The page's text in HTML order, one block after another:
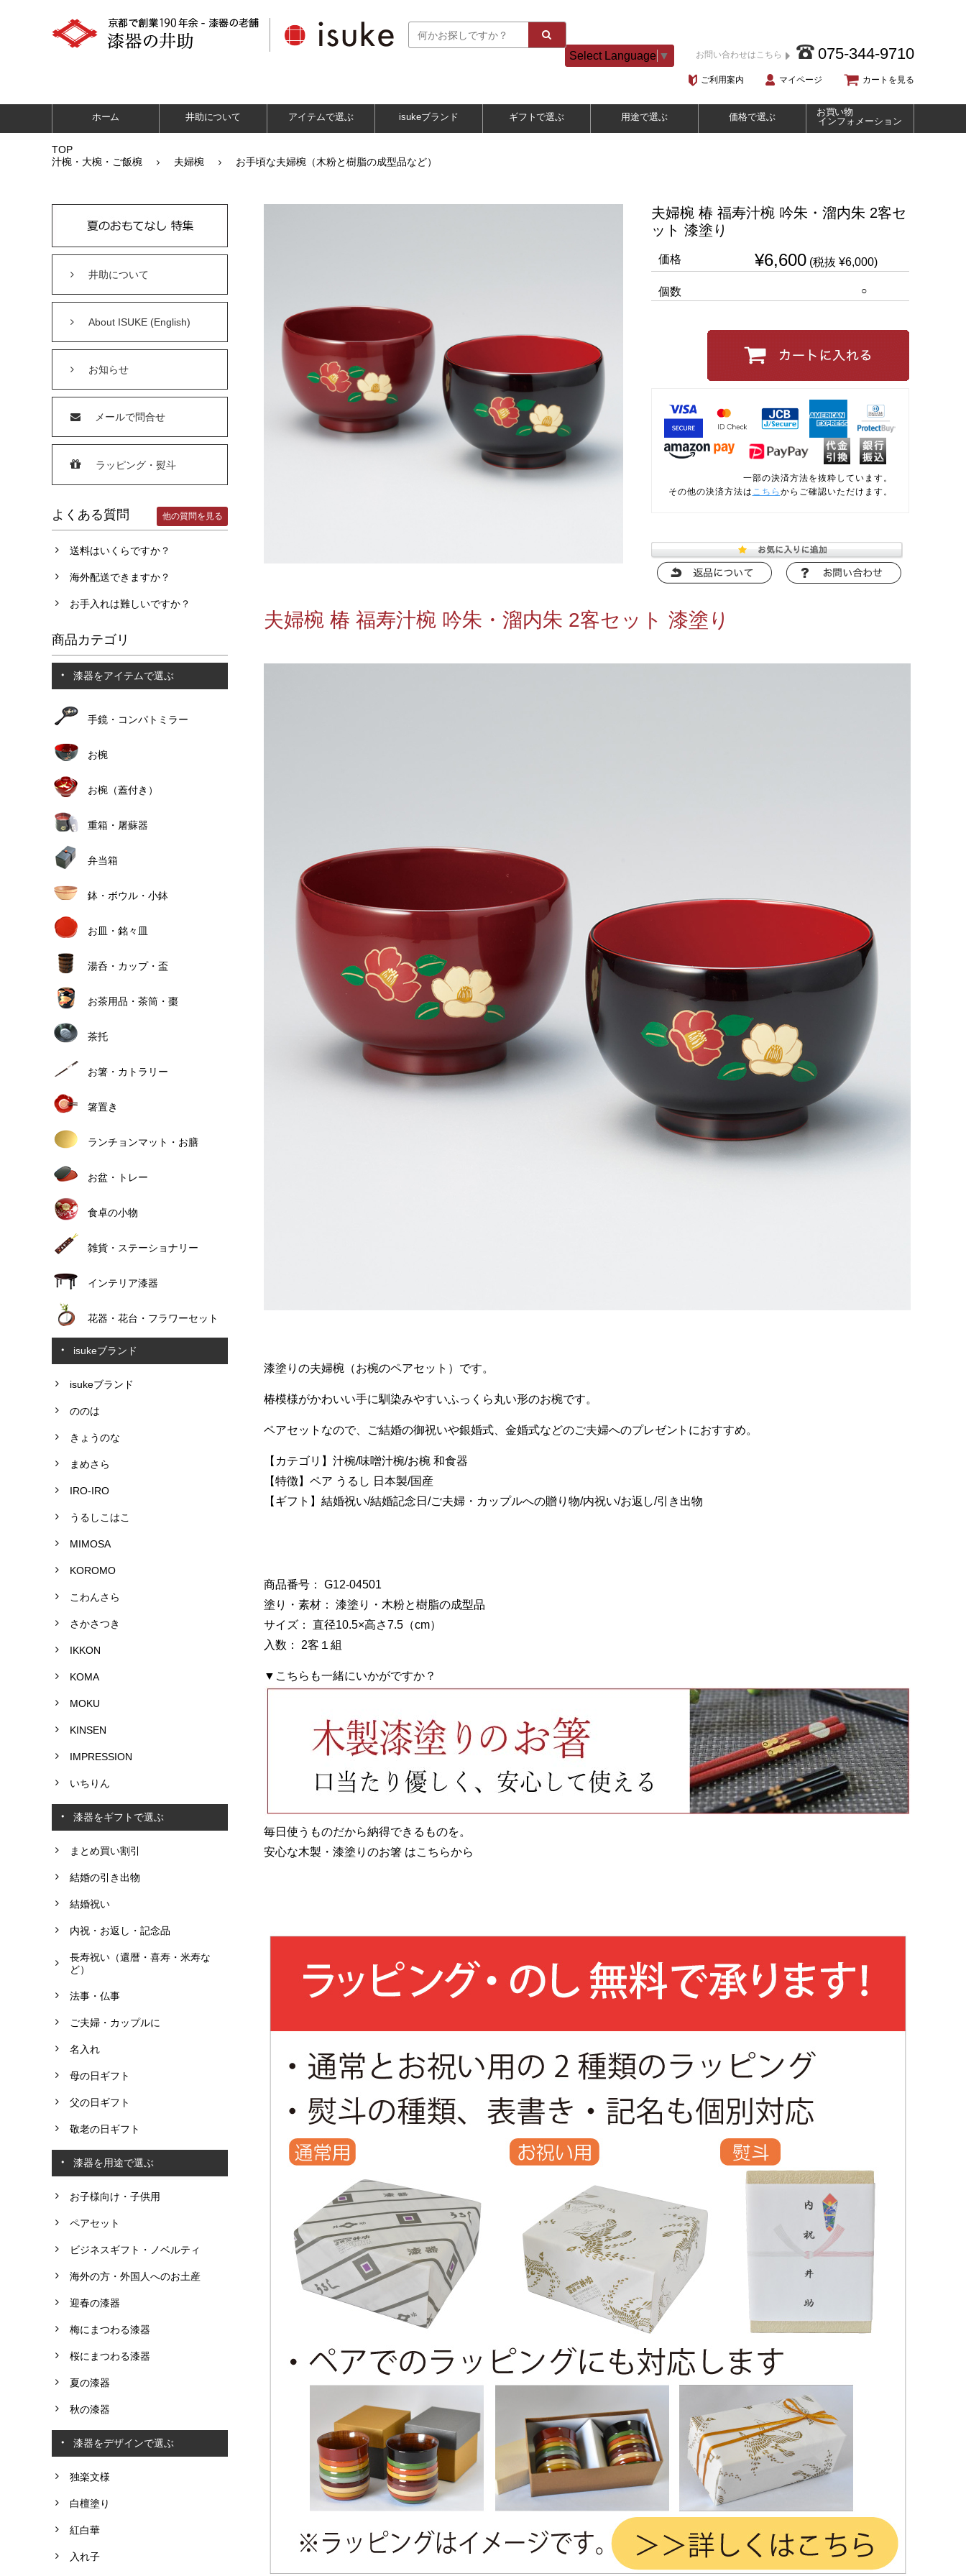
Select Language ▼ お問い合わせはこちら 075-344-9710
ご利用案内 マイページ カートを見る
ホーム 井助について アイテムで選ぶ isukeブランド ギフトで選ぶ 用途で選ぶ 価格で選ぶ
お買い物
インフォメーション
TOP
汁椀・大椀・ご飯椀
夫婦椀 お手頃な夫婦椀（木粉と樹脂の成型品など）
井助について
About ISUKE (English)
お知らせ
メールで問合せ
ラッピング・熨斗
よくある質問 他の質問を見る
送料はいくらですか？
海外配送できますか？
お手入れは難しいですか？
商品カテゴリ
漆器をアイテムで選ぶ
手鏡・コンパトミラー
お椀
お椀（蓋付き）
重箱・屠蘇器
弁当箱
鉢・ボウル・小鉢
お皿・銘々皿
湯呑・カップ・盃
お茶用品・茶筒・棗
茶托
お箸・カトラリー
箸置き
ランチョンマット・お膳
お盆・トレー
食卓の小物
雑貨・ステーショナリー
インテリア漆器
花器・花台・フラワーセット
isukeブランド
isukeブランド
ののは
きょうのな
まめさら
IRO-IRO
うるしこはこ
MIMOSA
KOROMO
こわんさら
さかさつき
IKKON
KOMA
MOKU
KINSEN
IMPRESSION
いちりん
漆器をギフトで選ぶ
まとめ買い割引
結婚の引き出物
結婚祝い
内祝・お返し・記念品
長寿祝い（還暦・喜寿・米寿な
ど）
法事・仏事
ご夫婦・カップルに
名入れ
母の日ギフト
父の日ギフト
敬老の日ギフト
漆器を用途で選ぶ
お子様向け・子供用
ペアセット
ビジネスギフト・ノベルティ
海外の方・外国人へのお土産
迎春の漆器
梅にまつわる漆器
桜にまつわる漆器
夏の漆器
秋の漆器
漆器をデザインで選ぶ
独楽文様
白檀塗り
紅白華
入れ子
夫婦椀 椿 福寿汁椀 吟朱・溜内朱 2客セ
ット 漆塗り
価格 ¥6,600 (税抜 ¥6,000)
個数 ○
一部の決済方法を抜粋しています。
その他の決済方法は こちら からご確認いただけます。
夫婦椀 椿 福寿汁椀 吟朱・溜内朱 2客セット 漆塗り
漆塗りの夫婦椀（お椀のペアセット）です。
椿模様がかわいい手に馴染みやすいふっくら丸い形のお椀です。
ペアセットなので、ご結婚の御祝いや銀婚式、金婚式などのご夫婦へのプレゼントにおすすめ。
【カテゴリ】汁椀/味噌汁椀/お椀 和食器
【特徴】ペア うるし 日本製/国産
【ギフト】結婚祝い/結婚記念日/ご夫婦・カップルへの贈り物/内祝い/お返し/引き出物
商品番号： G12-04501
塗り・素材： 漆塗り・木粉と樹脂の成型品
サイズ： 直径10.5×高さ7.5（cm）
入数： 2客１組
▼こちらも一緒にいかがですか？
毎日使うものだから納得できるものを。
安心な木製・漆塗りのお箸 はこちらから